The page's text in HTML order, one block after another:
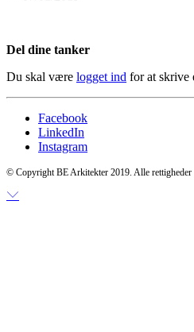
Del dine tanker
Du skal være logget ind for at skrive
Facebook
LinkedIn
Instagram
© Copyright BE Arkitekter 2019. Alle rettigheder